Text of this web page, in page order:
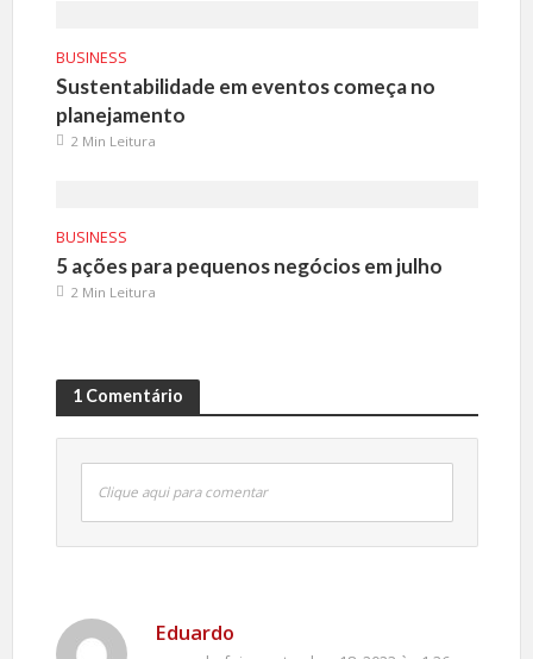
BUSINESS
Sustentabilidade em eventos começa no
planejamento
2 Min Leitura
BUSINESS
5 ações para pequenos negócios em julho
2 Min Leitura
1 Comentário
Clique aqui para comentar
Eduardo